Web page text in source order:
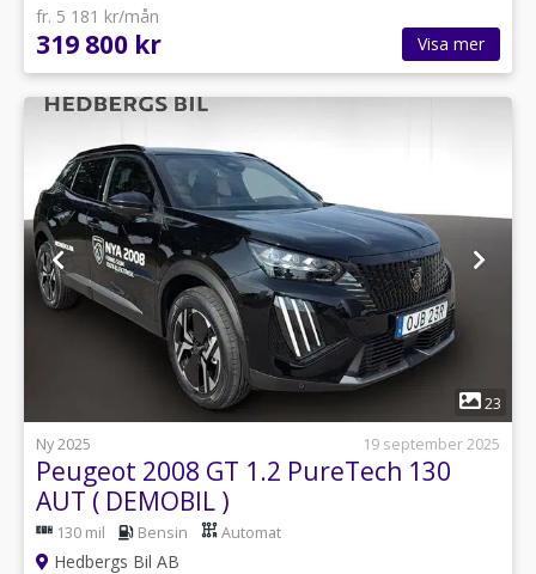
fr. 5 181 kr/mån
319 800 kr Visa mer
1
23
Ny 2025
19 september 2025
Peugeot 2008 GT 1.2 PureTech 130
AUT ( DEMOBIL )
130 mil Bensin Automat
Hedbergs Bil AB